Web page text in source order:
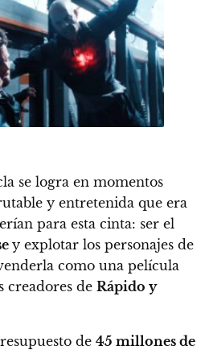
se logra en momentos
y entretenida que era
para esta cinta: ser el
y explotar los personajes de
como una película
creadores de Rápido y
de 45 millones de